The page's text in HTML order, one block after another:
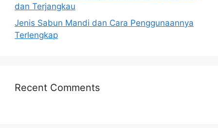
dan Terjangkau
Jenis Sabun Mandi dan Cara Penggunaannya
Terlengkap
Recent Comments